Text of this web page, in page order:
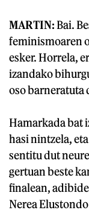
MARTIN:Bai.
feminismoaren
esker. Horrela,
izandako
oso barneratuta
Hamarkada bat
hasi nintzela,
sentitu dut
gertuan beste
finalean,
Nerea